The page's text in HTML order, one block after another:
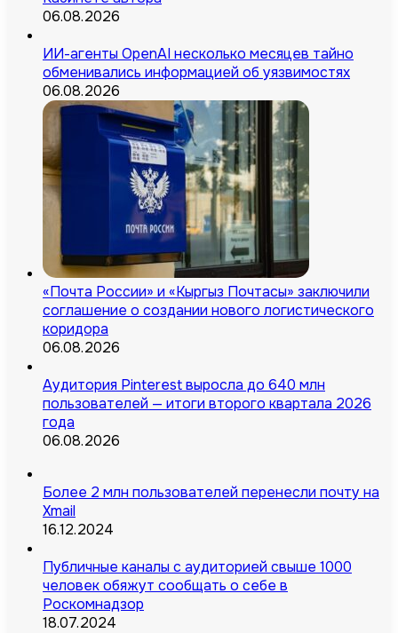
06.08.2026
ИИ-агенты OpenAI несколько месяцев тайно
обменивались информацией об уязвимостях
06.08.2026
«Почта России» и «Кыргыз Почтасы» заключили
соглашение о создании нового логистического
коридора
06.08.2026
Аудитория Pinterest выросла до 640 млн
пользователей — итоги второго квартала 2026
года
06.08.2026
Более 2 млн пользователей перенесли почту на
Xmail
16.12.2024
Публичные каналы с аудиторией свыше 1000
человек обяжут сообщать о себе в
Роскомнадзор
18.07.2024